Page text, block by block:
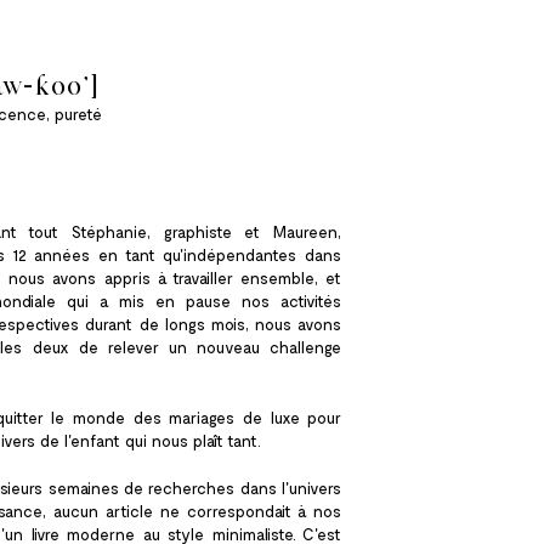
koo']
pureté
tout Stéphanie, graphiste et Maureen,
12 années en tant qu'indépendantes dans
nous avons appris à travailler ensemble, et
qui a mis en pause nos activités
durant de longs mois, nous avons
deux de relever un nouveau challenge
le monde des mariages de luxe pour
de l'enfant qui nous plaît tant.
semaines de recherches dans l'univers
aucun article ne correspondait à nos
livre moderne au style minimaliste. C'est